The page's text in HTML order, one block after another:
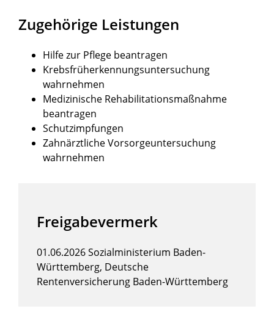
Zugehörige Leistungen
Hilfe zur Pflege beantragen
Krebsfrüherkennungsuntersuchung
wahrnehmen
Medizinische Rehabilitationsmaßnahme
beantragen
Schutzimpfungen
Zahnärztliche Vorsorgeuntersuchung
wahrnehmen
Freigabevermerk
01.06.2026 Sozialministerium Baden-
Württemberg, Deutsche
Rentenversicherung Baden-Württemberg